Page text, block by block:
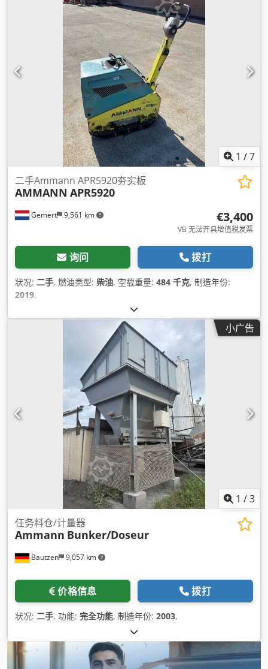
1 /7
Gemert 9,561 km
二手Ammann APR5920夯实板
AMMANN APR5920
€3,400
VB 无法开具增值税发票
询问 拨打
状况: 二手, 燃油类型: 柴油, 空载重量: 484 千克, 制造年份:
2019,
小广告
1 /3
Bautzen 9,057 km
任务料仓/计量器
Ammann Bunker/Doseur
价格信息 拨打
状况: 二手, 功能: 完全功能, 制造年份: 2003,